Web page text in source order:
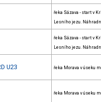
řeka Sázava - start v
Lesního jezu.
řeka Sázava - start v
Lesního jezu.
U23 řeka Morava v úseku
řeka Morava v úseku